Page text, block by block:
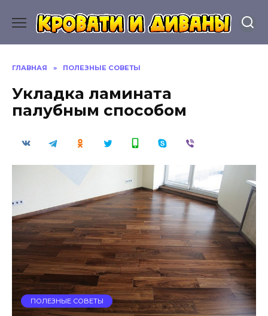
содержанию
ГЛАВНАЯ » ПОЛЕЗНЫЕ СОВЕТЫ
Укладка ламината
палубным способом
ПОЛЕЗНЫЕ СОВЕТЫ